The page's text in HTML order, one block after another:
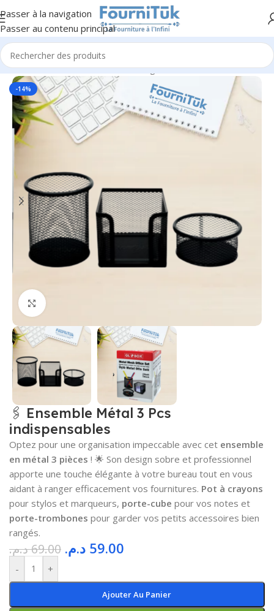
Passer à la navigation
Passer au contenu principal
Accueil/Fourniture de Bureau/Rangement & Classement
-14%
Cliquez pour agrandir
🖇️ Ensemble Métal 3 Pcs
indispensables
Optez pour une organisation impeccable avec cet ensemble
en métal 3 pièces ! 🌟 Son design sobre et professionnel
apporte une touche élégante à votre bureau tout en vous
aidant à ranger efficacement vos fournitures. Pot à crayons
pour stylos et marqueurs, porte-cube pour vos notes et
porte-trombones pour garder vos petits accessoires bien
rangés.
69.00د.م. 59.00 د.م.
- +
Ajouter Au Panier